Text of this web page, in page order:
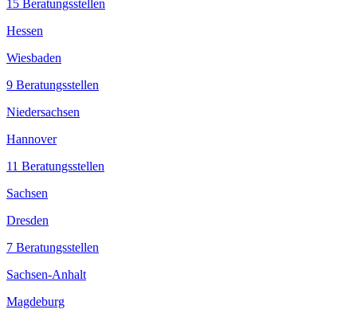
15 Beratungsstellen
Hessen
Wiesbaden
9 Beratungsstellen
Niedersachsen
Hannover
11 Beratungsstellen
Sachsen
Dresden
7 Beratungsstellen
Sachsen-Anhalt
Magdeburg